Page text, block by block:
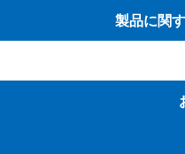
製品に関